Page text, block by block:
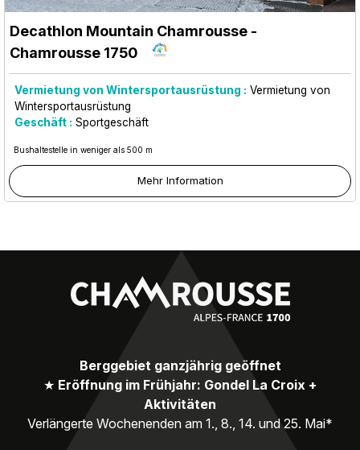
Decathlon Mountain Chamrousse -
Chamrousse 1750
Vermietung von Wintersportausrüstung : Vermietung von
Wintersportausrüstung
Geschäft : Sportgeschäft
Bushaltestelle in weniger als 500 m
Mehr Information
Berggebiet ganzjährig geöffnet
★ Eröffnung im Frühjahr: Gondel La Croix +
Aktivitäten
Verlängerte Wochenenden am 1., 8., 14. und 25. Mai*